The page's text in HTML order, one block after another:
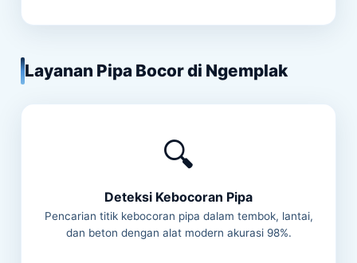
Layanan Pipa Bocor di Ngemplak
🔍
Deteksi Kebocoran Pipa
Pencarian titik kebocoran pipa dalam tembok, lantai,
dan beton dengan alat modern akurasi 98%.